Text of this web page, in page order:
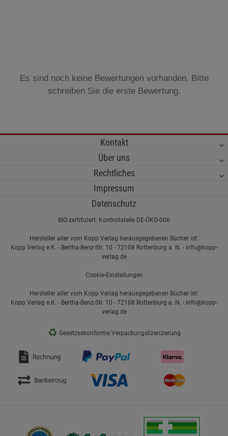
Es sind noch keine Bewertungen vorhanden. Bitte
schreiben Sie die erste Bewertung.
Kontakt
Über uns
Rechtliches
Impressum
Datenschutz
BIO-zertifiziert: Kontrollstelle DE-ÖKO-006
Hersteller aller vom Kopp Verlag herausgegebenen Bücher ist:
Kopp Verlag e.K. - Bertha-Benz-Str. 10 - 72108 Rottenburg a. N. - info@kopp-
verlag.de
Cookie-Einstellungen
Hersteller aller vom Kopp Verlag herausgegebenen Bücher ist:
Kopp Verlag e.K. - Bertha-Benz-Str. 10 - 72108 Rottenburg a. N. - info@kopp-
verlag.de
♻ Gesetzeskonforme Verpackungslizenzierung